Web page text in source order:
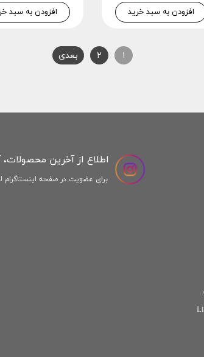
افزودن به سبد خرید افزودن به سبد
۱ ۲ بعدی
اطلاع از آخرین
برای عضویت در صفحه